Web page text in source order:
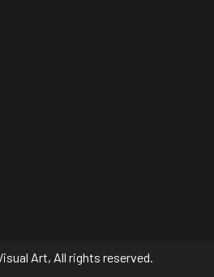
Art, All rights reserved.